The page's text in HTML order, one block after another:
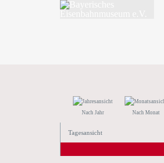
Nach Jahr Nach Monat
Tagesansicht